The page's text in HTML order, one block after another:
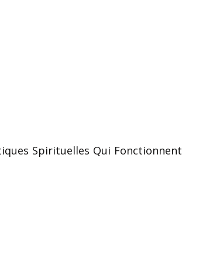
Spirituelles Qui Fonctionnent